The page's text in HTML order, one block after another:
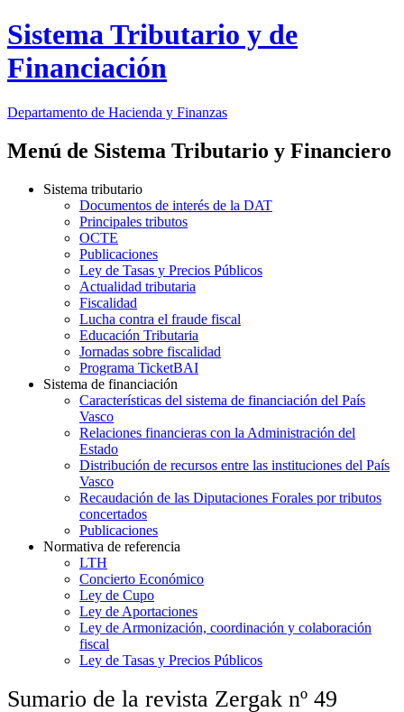
Sistema Tributario y de
Financiación
Departamento de Hacienda y Finanzas
Menú de Sistema Tributario y Financiero
Sistema tributario
Documentos de interés de la DAT
Principales tributos
OCTE
Publicaciones
Ley de Tasas y Precios Públicos
Actualidad tributaria
Fiscalidad
Lucha contra el fraude fiscal
Educación Tributaria
Jornadas sobre fiscalidad
Programa TicketBAI
Sistema de financiación
Características del sistema de financiación del País
Vasco
Relaciones financieras con la Administración del
Estado
Distribución de recursos entre las instituciones del País
Vasco
Recaudación de las Diputaciones Forales por tributos
concertados
Publicaciones
Normativa de referencia
LTH
Concierto Económico
Ley de Cupo
Ley de Aportaciones
Ley de Armonización, coordinación y colaboración
fiscal
Ley de Tasas y Precios Públicos
Sumario de la revista Zergak nº 49